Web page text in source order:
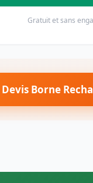
Gratuit et sans
Devis Borne